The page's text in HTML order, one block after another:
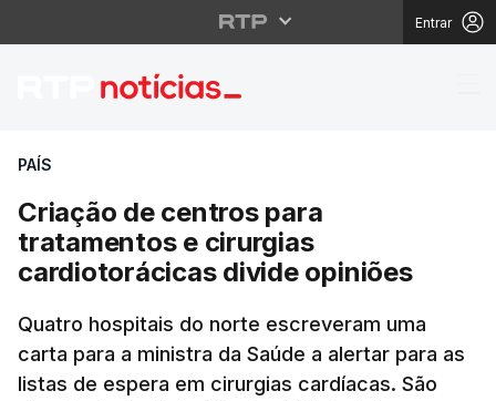
Entrar
Criação de centros
PAÍS
Criação de centros para
tratamentos e cirurgias
cardiotorácicas divide opiniões
Quatro hospitais do norte escreveram uma
carta para a ministra da Saúde a alertar para as
listas de espera em cirurgias cardíacas. São